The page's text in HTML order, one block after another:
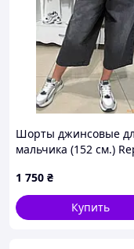
Шорты джинсовые
мальчика (152 см.)
1 750 ₴
Купить